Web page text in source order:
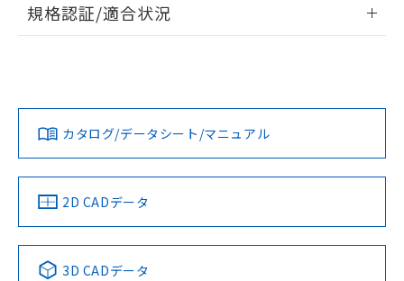
EU RoHS 注意事項・凡例
対応済み
中国 RoHS 注意事項・凡例
規格認証/適合状況
LR型式承認
（イギリス
船舶規格）
DNV型式承認
（ノルウェー
BV型式承認
（フランス
KR型式
（韓国
No No No No
カタログ/データシート/マニュアル
2D CADデータ
3D CADデータ
※当社の共同利用者とは、
の共同利用に関して"
の「1.共同利
EU RoHS指令（10物質）の非含有証明書
51物質の非含有証明書（当社基準）
また、RoHS指令のフタル酸エステル類４
物質の対応では、対応完了までの期間は出
荷製品に未対応品が混在することから備考
欄に対応日を記載しておりました。
既に当社にて対応品への在庫切替を完了
していることから、特段のことがない限